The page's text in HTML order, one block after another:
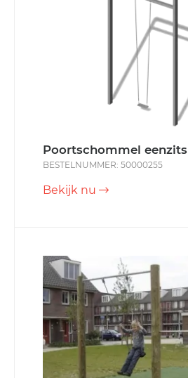
Poortschommel eenzits
BESTELNUMMER: 50000255
Bekijk nu